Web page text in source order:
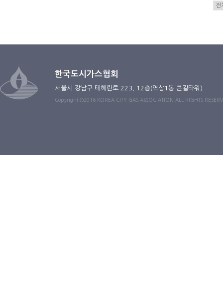
한국도시가스협회
서울시 강남구 테헤란로 223, 12층(역삼1동 큰길타워)
Copyright ©2016 KOREA CITY GAS ASSOCIATION ALL RIGHTS